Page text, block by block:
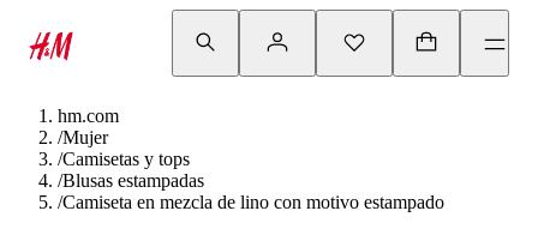
hm.com
/Mujer
/Camisetas y tops
/Blusas estampadas
/Camiseta en mezcla de lino con motivo estampado